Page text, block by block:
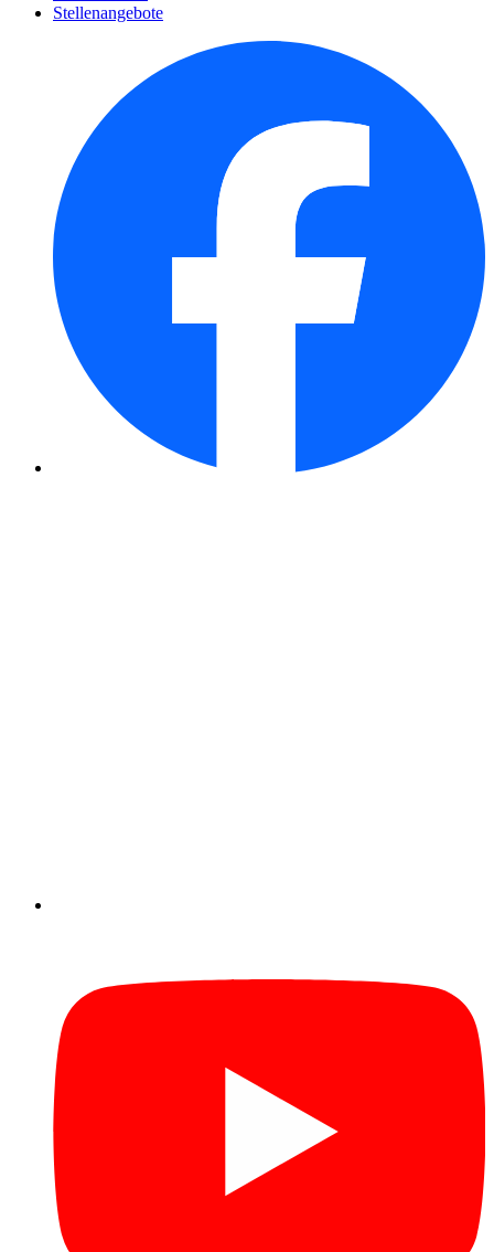
Stellenangebote